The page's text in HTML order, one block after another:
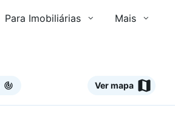
Para Imobiliárias Mais
Ver mapa